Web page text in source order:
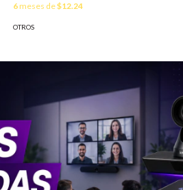
6meses de$12.24
OTROS